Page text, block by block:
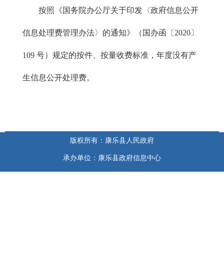
按照《国务院办公厅关于印发〈政府信息公开
信息处理费管理办法〉的通知》（国办函〔2020〕
109 号）规定的按件、按量收费标准，年度没有产
生信息公开处理费。
版权所有：康乐县人民政府
承办单位：康乐县政府信息中心